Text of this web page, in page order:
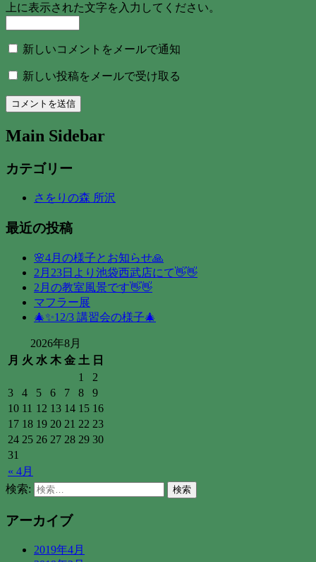
上に表示された文字を入力してください。
新しいコメントをメールで通知
新しい投稿をメールで受け取る
Main Sidebar
カテゴリー
さをりの森 所沢
最近の投稿
🌸4月の様子とお知らせ🙏
2月23日より池袋西武店にて👋👋
2月の教室風景です👋👋
マフラー展
🎄✨12/3 講習会の様子🎄
2026年8月
月 火 水 木 金 土 日
« 4月
1
2
3
4 5 6 7 8
9
10 11 12 13 14 15 16
17 18 19 20 21 22 23
24 25 26 27 28 29 30
31
検索:
アーカイブ
2019年4月